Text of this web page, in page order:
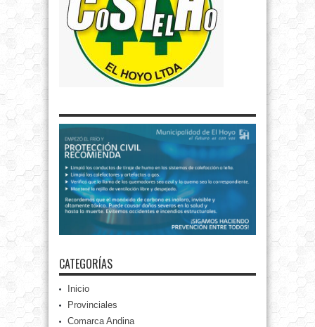
CATEGORÍAS
Inicio
Provinciales
Comarca Andina